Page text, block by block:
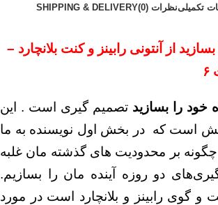
تکمیلینظرات (0) SHIPPING & DELIVERY
از آنتونی رابینز و کنت بلانچارد –
خود را بسازید تصمیم گیری است . این
است که در بخش اول نویسنده به ما
بر محدودیت های گذشته مان غلبه
دو روزه آینده مان را بسازیم.
گوی رابینز و بلانچارد است در مورد